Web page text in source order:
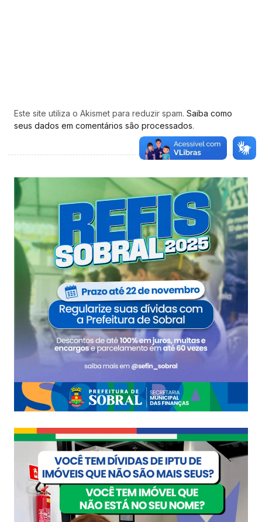
Este site utiliza o Akismet para reduzir spam. Saiba como
seus dados em comentários são processados.